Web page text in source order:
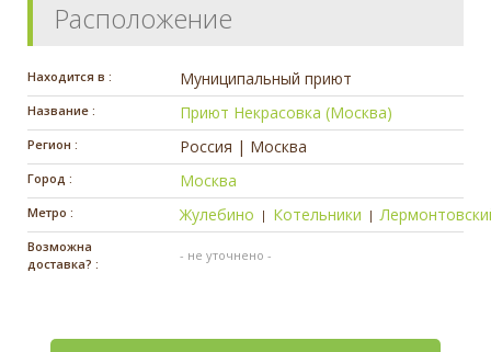
Расположение
Находится в : Муниципальный приют
Название : Приют Некрасовка (Москва)
Регион : Россия | Москва
Город : Москва
Метро : Жулебино | Котельники |
Возможна
доставка? :
- не уточнено -